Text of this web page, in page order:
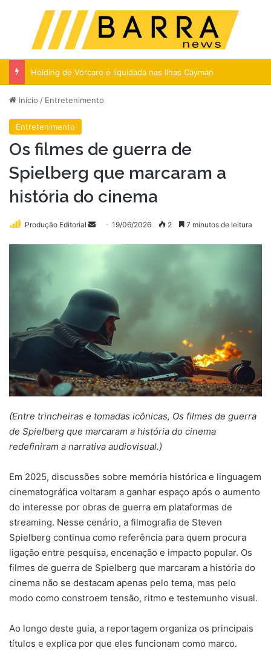
Menu
Holding de Vorcaro é liquidada nas Ilhas Cayman
Início / Entretenimento
Entretenimento
Os filmes de guerra de
Spielberg que marcaram a
história do cinema
Produção Editorial
Mande19/06/2026 2 7 minutos de leitura
(Entre trincheiras e tomadas icônicas, Os filmes de guerra
de Spielberg que marcaram a história do cinema
redefiniram a narrativa audiovisual.)
Em 2025, discussões sobre memória histórica e linguagem
cinematográfica voltaram a ganhar espaço após o aumento
do interesse por obras de guerra em plataformas de
streaming. Nesse cenário, a filmografia de Steven
Spielberg continua como referência para quem procura
ligação entre pesquisa, encenação e impacto popular. Os
filmes de guerra de Spielberg que marcaram a história do
cinema não se destacam apenas pelo tema, mas pelo
modo como constroem tensão, ritmo e testemunho visual.
Ao longo deste guia, a reportagem organiza os principais
títulos e explica por que eles funcionam como marco.